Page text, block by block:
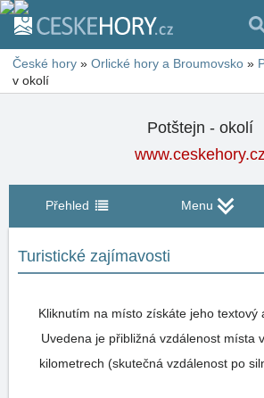
České hory » Orlické hory a Broumovsko »
v okolí
Potštejn - okolí
Přehled Menu
Turistické zajímavosti
Kliknutím na místo získáte jeho textový
Uvedena je přibližná vzdálenost místa
kilometrech (skutečná vzdálenost po